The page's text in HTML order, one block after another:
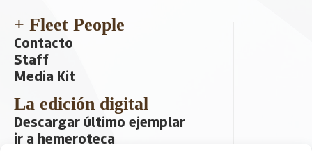
+ Fleet People
Contacto
Staff
Media Kit
La edición digital
Descargar último ejemplar
ir a hemeroteca